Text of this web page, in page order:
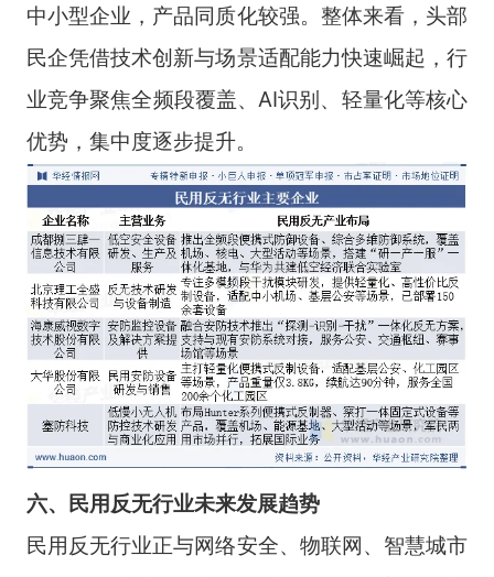
中小型企业，产品同质化较强。整体来看，头部
民企凭借技术创新与场景适配能力快速崛起，行
业竞争聚焦全频段覆盖、AI识别、轻量化等核心
优势，集中度逐步提升。
六、民用反无行业未来发展趋势
民用反无行业正与网络安全、物联网、智慧城市